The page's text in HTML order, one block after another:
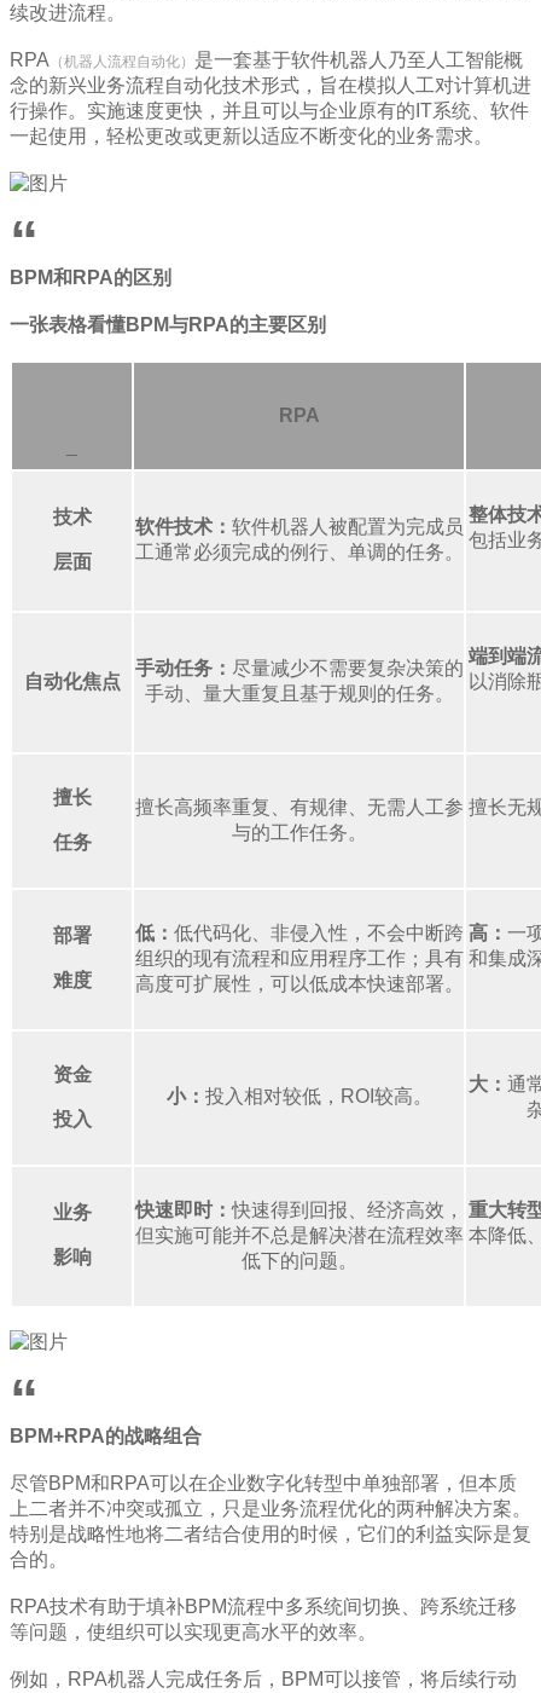
续改进流程。
RPA （机器人流程自动化） 是一套基于软件机器人乃至人工智能概
念的新兴业务流程自动化技术形式，旨在模拟人工对计算机进
行操作。实施速度更快，并且可以与企业原有的IT系统、软件
一起使用，轻松更改或更新以适应不断变化的业务需求。
“
BPM和RPA的区别
一张表格看懂BPM与RPA的主要区别
RPA
技术
层面
软件技术： 软件机器人被配置为完成员
工通常必须完成的例行、单调的任务。
整体技
包括业
自动化焦点
手动任务： 尽量减少不需要复杂决策的
手动、量大重复且基于规则的任务。
端到端
以消除
擅长
任务
擅长高频率重复、有规律、无需人工参
与的工作任务。
擅长无
部署
难度
低： 低代码化、非侵入性，不会中断跨
组织的现有流程和应用程序工作；具有
高度可扩展性，可以低成本快速部署。
高： 一
和集成
资金
投入
小： 投入相对较低，ROI较高。
大： 通
业务
影响
快速即时：快速得到回报、经济高效，
但实施可能并不总是解决潜在流程效率
低下的问题。
重大转
本降低
“
BPM+RPA的战略组合
尽管BPM和RPA可以在企业数字化转型中单独部署，但本质
上二者并不冲突或孤立，只是业务流程优化的两种解决方案。
特别是战略性地将二者结合使用的时候，它们的利益实际是复
合的。
RPA技术有助于填补BPM流程中多系统间切换、跨系统迁移
等问题，使组织可以实现更高水平的效率。
例如，RPA机器人完成任务后，BPM可以接管，将后续行动